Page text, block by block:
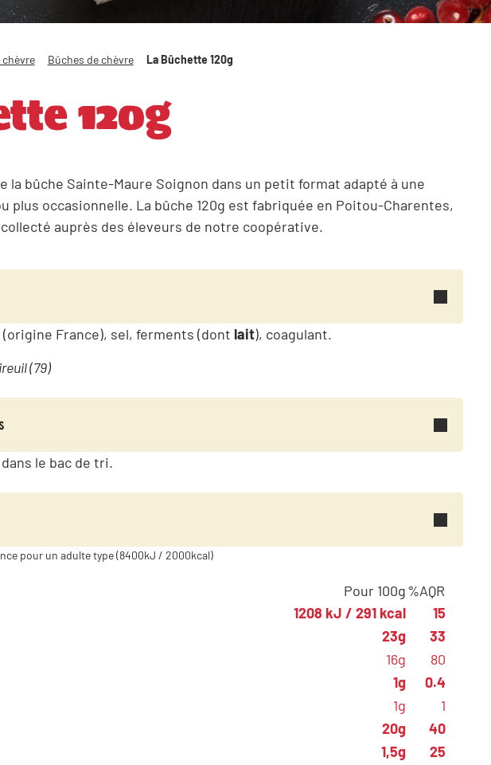
chèvre Bûches de chèvre La Bûchette 120g
120g
la bûche Sainte-Maure Soignon dans un petit format adapté à une
plus occasionnelle. La bûche 120g est fabriquée en Poitou-Charentes,
auprès des éleveurs de notre coopérative.
France), sel, ferments (dont lait), coagulant.
(79)
le bac de tri.
pour un adulte type (8400kJ / 2000kcal)
Pour 100g%AQR
1208 kJ / 291 kcal
15
23g
33
16g
80
1g
0.4
1g
1
20g
40
1,5g
25